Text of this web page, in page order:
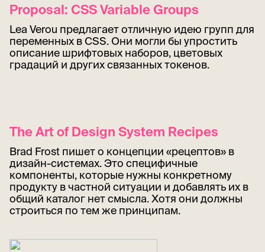
Proposal: CSS Variable Groups
Lea Verou предлагает отличную идею групп для
переменных в CSS. Они могли бы упростить
описание шрифтовых наборов, цветовых
градаций и других связанных токенов.
The Art of Design System Recipes
Brad Frost пишет о концепции «рецептов» в
дизайн-системах. Это специфичные
компоненты, которые нужны конкретному
продукту в частной ситуации и добавлять их в
общий каталог нет смысла. Хотя они должны
строиться по тем же принципам.